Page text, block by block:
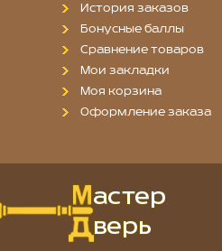
История заказов
Бонусные баллы
Сравнение товаров
Мои закладки
Моя корзина
Оформление заказа